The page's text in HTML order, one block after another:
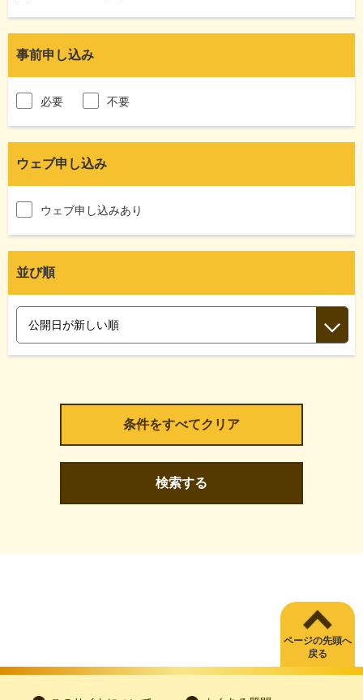
事前申し込み
必要 不要
ウェブ申し込み
ウェブ申し込みあり
並び順
検索する
ページの先頭へ
戻る